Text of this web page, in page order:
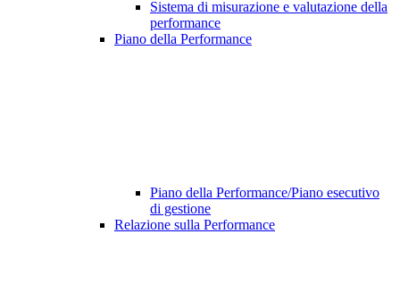
Sistema di misurazione e valutazione della
performance
Piano della Performance
Piano della Performance/Piano esecutivo
di gestione
Relazione sulla Performance